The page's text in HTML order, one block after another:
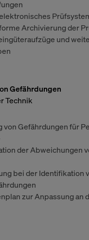
Archivierung der
und
Gefährdungen
Technik
von Gefährdungen für
der Abweichungen
bei der Identifikation
zur Anpassung an